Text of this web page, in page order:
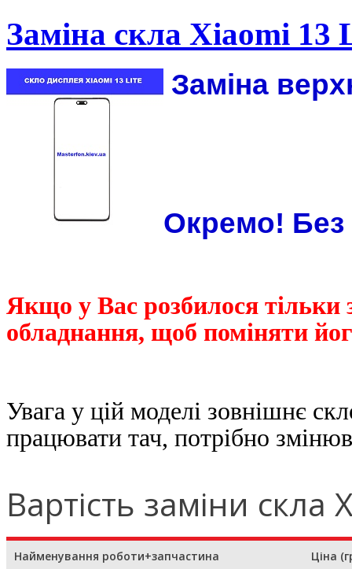
Заміна скла Xiaomi 13
Заміна
Окремо! Без
Якщо у Вас розбилося
обладнання, щоб поміняти
Увага у цій моделі зовнішнє
працювати тач, потрібно
Вартість заміни скла
Найменування роботи+запчастина Ціна